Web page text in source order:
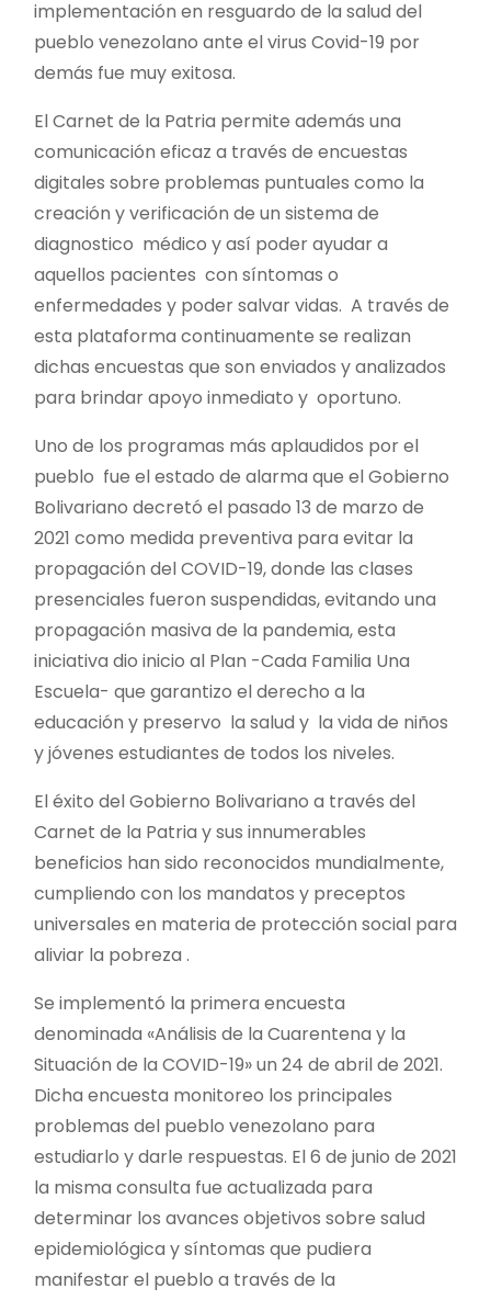
implementación en resguardo de la salud del
pueblo venezolano ante el virus Covid-19 por
demás fue muy exitosa.
El Carnet de la Patria permite además una
comunicación eficaz a través de encuestas
digitales sobre problemas puntuales como la
creación y verificación de un sistema de
diagnostico médico y así poder ayudar a
aquellos pacientes con síntomas o
enfermedades y poder salvar vidas. A través de
esta plataforma continuamente se realizan
dichas encuestas que son enviados y analizados
para brindar apoyo inmediato y oportuno.
Uno de los programas más aplaudidos por el
pueblo fue el estado de alarma que el Gobierno
Bolivariano decretó el pasado 13 de marzo de
2021 como medida preventiva para evitar la
propagación del COVID-19, donde las clases
presenciales fueron suspendidas, evitando una
propagación masiva de la pandemia, esta
iniciativa dio inicio al Plan -Cada Familia Una
Escuela- que garantizo el derecho a la
educación y preservo la salud y la vida de niños
y jóvenes estudiantes de todos los niveles.
El éxito del Gobierno Bolivariano a través del
Carnet de la Patria y sus innumerables
beneficios han sido reconocidos mundialmente,
cumpliendo con los mandatos y preceptos
universales en materia de protección social para
aliviar la pobreza .
Se implementó la primera encuesta
denominada «Análisis de la Cuarentena y la
Situación de la COVID-19» un 24 de abril de 2021.
Dicha encuesta monitoreo los principales
problemas del pueblo venezolano para
estudiarlo y darle respuestas. El 6 de junio de 2021
la misma consulta fue actualizada para
determinar los avances objetivos sobre salud
epidemiológica y síntomas que pudiera
manifestar el pueblo a través de la